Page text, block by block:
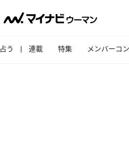
占う 連載 特集 メンバーコ